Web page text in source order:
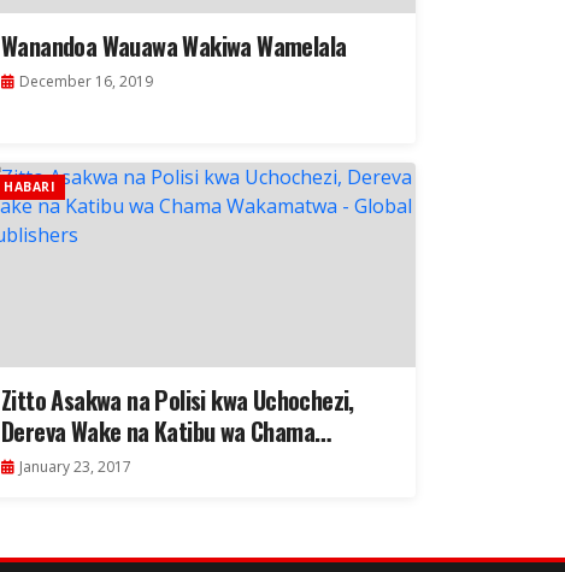
Wanandoa Wauawa Wakiwa Wamelala
December 16, 2019
HABARI
Zitto Asakwa na Polisi kwa Uchochezi,
Dereva Wake na Katibu wa Chama
Wakamatwa
January 23, 2017